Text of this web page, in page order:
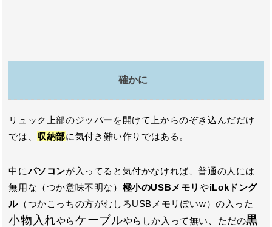
確かに
リュック上部のジッパーを開けて上からのぞき込んだだけ
では、 収納部に気付き難い作りではある。
中にパソコンが入ってると気付かなければ、普通の人には
無用な（つか意味不明な） 極小のUSBメモリやiLokドング
ル （つかこっちの方がむしろUSBメモリぽいw）の入った
小物入れやらケーブルやらしか入って無い、ただの黒